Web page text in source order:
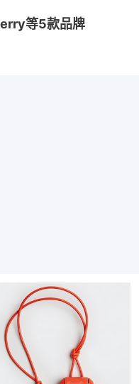
等5款品牌